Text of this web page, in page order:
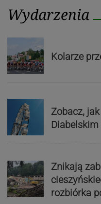
Wydarzenia
Kolarze
Zobacz,
Diabelskim
Znikają
rozbiórka